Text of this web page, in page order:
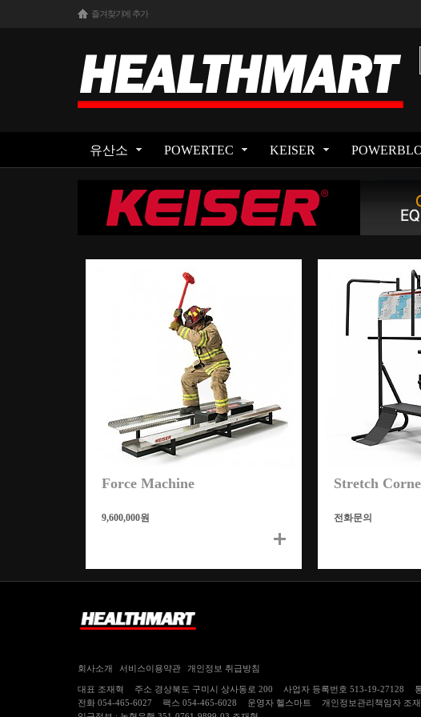
즐겨찾기에 추가
유산소 POWERTEC KEISER
Force Machine
9,600,000원
기
설
명
Stretch
전화문의
회사소개 서비스이용약관 개인정보 취급방침
대표 조재혁 주소 경상북도 구미시 상사동로 200 사업자 등록번호 513-19-27128
전화 054-465-6027 팩스 054-465-6028 운영자 헬스마트 개인정보관리책임자 조